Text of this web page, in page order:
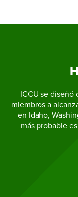
ICCU se diseñó
miembros a
en Idaho,
más probable